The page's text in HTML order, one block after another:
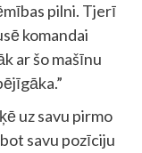
pilni. Tjerī
komandai
ar šo mašīnu
uz savu pirmo
savu pozīciju